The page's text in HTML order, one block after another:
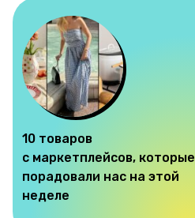
Тренды
Рецепты
Соцсети
10 товаров
с маркетплейсов, которые
порадовали нас на этой
неделе